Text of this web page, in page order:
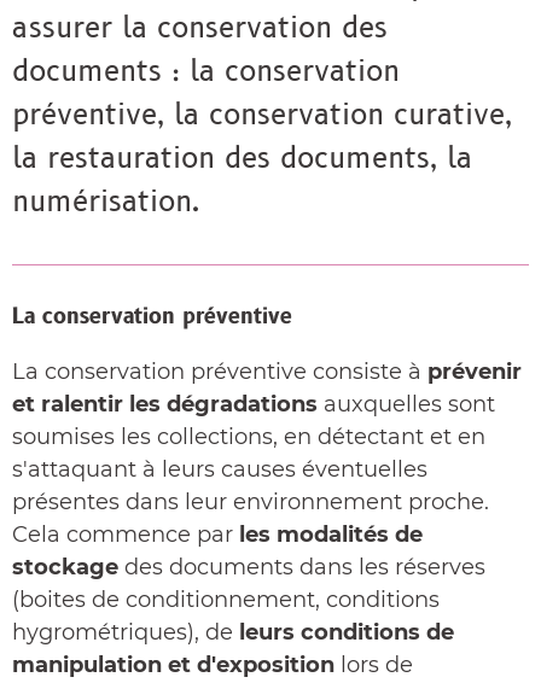
assurer la conservation des
documents : la conservation
préventive, la conservation curative,
la restauration des documents, la
numérisation.
La conservation préventive
La conservation préventive consiste à prévenir
et ralentir les dégradations auxquelles sont
soumises les collections, en détectant et en
s'attaquant à leurs causes éventuelles
présentes dans leur environnement proche.
Cela commence par les modalités de
stockage des documents dans les réserves
(boites de conditionnement, conditions
hygrométriques), de leurs conditions de
manipulation et d'exposition lors de